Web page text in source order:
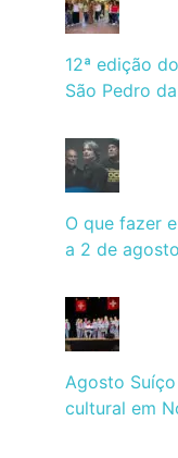
12ª edição
São Pedro
O que fazer
a 2 de
Agosto
cultural em